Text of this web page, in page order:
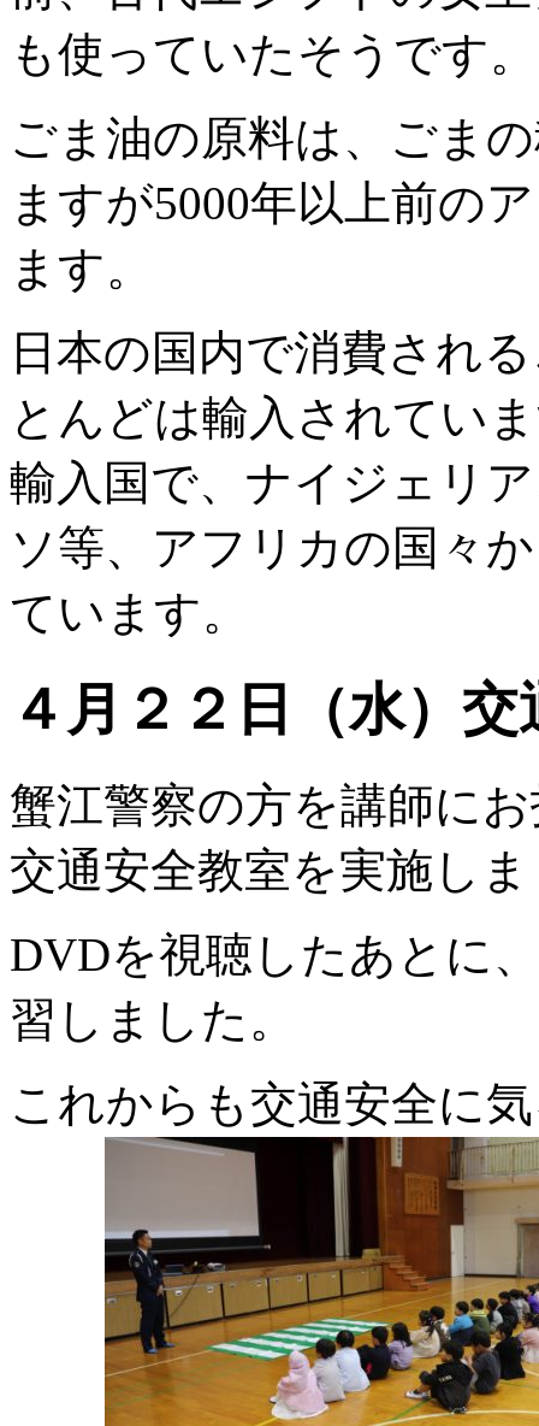
も使っていたそうです。
ごま油の原料は、ごま
ますが5000年以上前の
ます。
日本の国内で消費され
とんどは輸入されてい
輸入国で、ナイジェリ
ソ等、アフリカの国々
ています。
４月２２日（水）
蟹江警察の方を講師に
交通安全教室を実施し
DVDを視聴したあとに
習しました。
これからも交通安全に